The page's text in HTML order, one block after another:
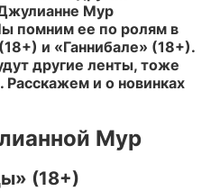
Мур
помним ее по ролям в
и «Ганнибале» (18+).
другие ленты, тоже
и о новинках
Мур
(18+)